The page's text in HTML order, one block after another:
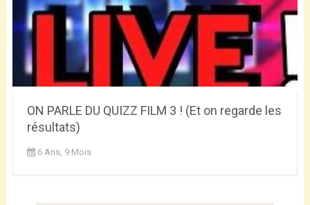
ON PARLE DU QUIZZ FILM 3 ! (Et on regarde les
résultats)
6 Ans, 9 Mois